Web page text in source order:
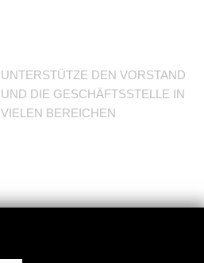
UNTERSTÜTZE DEN VORSTAND
UND DIE GESCHÄFTSSTELLE IN
VIELEN BEREICHEN